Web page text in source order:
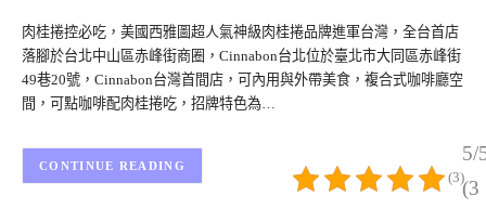
肉桂捲控必吃，美國西雅圖超人氣神級肉桂捲品牌進軍台灣，全台首店
落腳於台北中山區赤峰街商圈，Cinnabon台北位於臺北市大同區赤峰街
49巷20號，Cinnabon台灣首間店，可內用與外帶美食，複合式咖啡廳空
間，可點咖啡配肉桂捲吃，招牌特色為…
5/
(3
(3)
CONTINUE READING